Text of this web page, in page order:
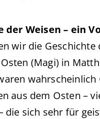
der Weisen – ein
wir die Geschichte
(Magi) in
wahrscheinlich
aus dem Osten –
die sich sehr für